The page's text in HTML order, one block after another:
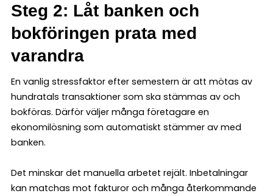
Steg 2: Låt banken och
bokföringen prata med
varandra
En vanlig stressfaktor efter semestern är att mötas av
hundratals transaktioner som ska stämmas av och
bokföras. Därför väljer många företagare en
ekonomilösning som automatiskt stämmer av med
banken.
Det minskar det manuella arbetet rejält. Inbetalningar
kan matchas mot fakturor och många återkommande